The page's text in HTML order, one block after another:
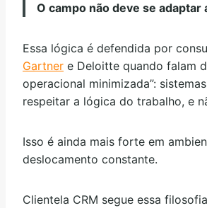
O campo não deve se adaptar
Essa lógica é defendida por
Gartner e Deloitte quando falam
operacional minimizada”:
respeitar a lógica do trabalho, e
Isso é ainda mais forte em
deslocamento constante.
Clientela CRM segue essa